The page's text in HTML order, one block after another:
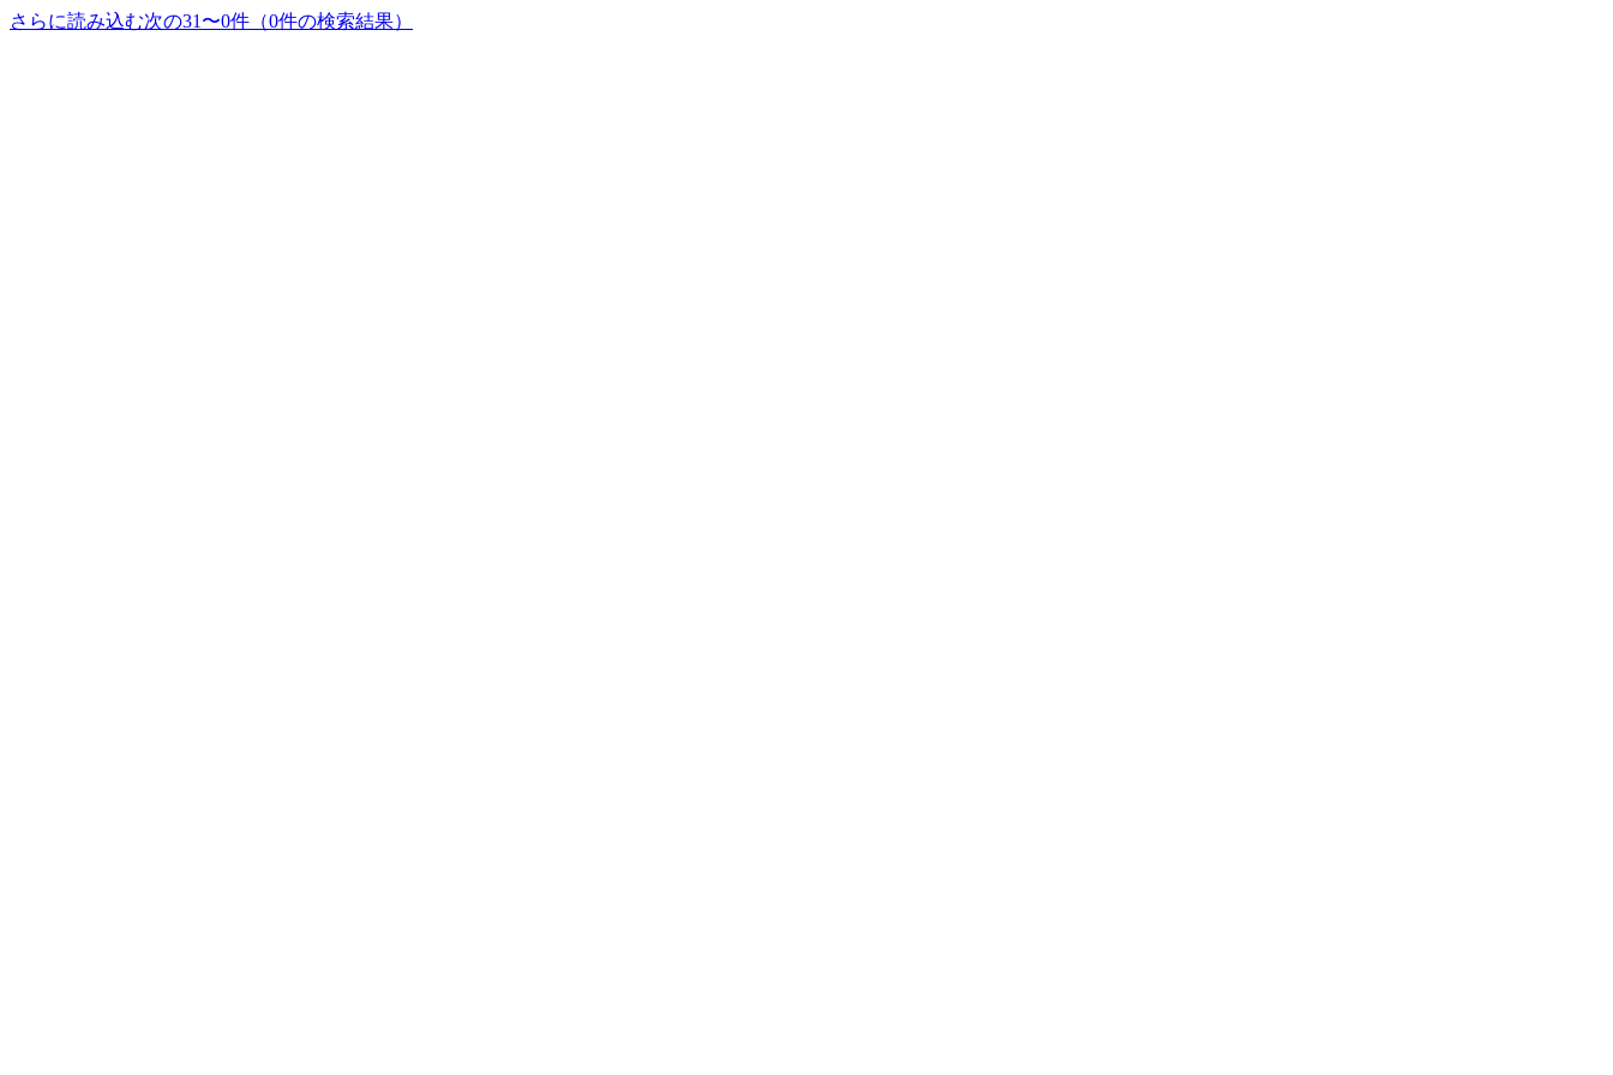
さらに読み込む次の31〜0件（0件の検索結果）